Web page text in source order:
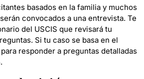
basados en la familia y muchos
convocados a una entrevista. Te
del USCIS que revisará tu
Si tu caso se basa en el
responder a preguntas detalladas